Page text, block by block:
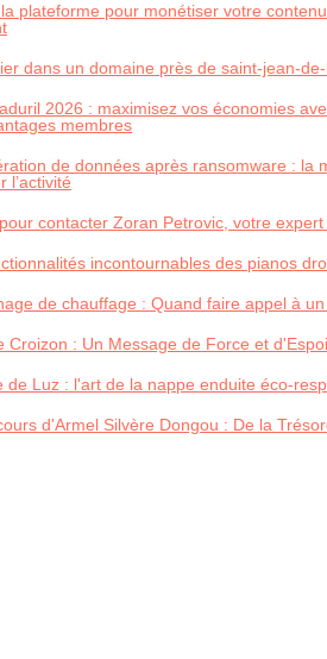
plateforme pour monétiser votre
dans un domaine près de saint-jean-
2026 : maximisez vos économies
membres
de données après ransomware : la
l’activité
contacter Zoran Petrovic, votre
incontournables des pianos
de chauffage : Quand faire appel à
Croizon : Un Message de Force et
de Luz : l'art de la nappe enduite éco-
d'Armel Silvère Dongou : De la